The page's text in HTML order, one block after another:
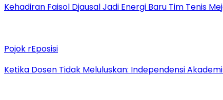
Kehadiran Faisol Djausal Jadi Energi Baru Tim Tenis
Pojok rEposisi
Ketika Dosen Tidak Meluluskan: Independensi